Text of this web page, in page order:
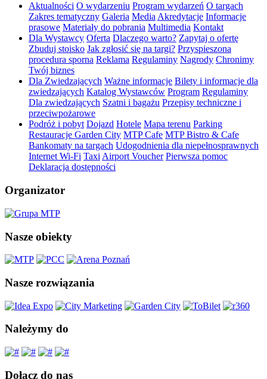
Aktualności O wydarzeniu Program wydarzeń O targach
Zakres tematyczny Galeria Media Akredytacje Informacje
prasowe Materiały do pobrania Multimedia Kontakt
Dla Wystawcy Oferta Dlaczego warto? Zapytaj o ofertę
Zbuduj stoisko Jak zgłosić się na targi? Przyspieszona
procedura sporna Reklama Regulaminy Nagrody Chronimy
Twój biznes
Dla Zwiedzających Ważne informacje Bilety i informacje dla
zwiedzających Katalog Wystawców Program Regulaminy
Dla zwiedzających Szatni i bagażu Przepisy techniczne i
przeciwpożarowe
Podróż i pobyt Dojazd Hotele Mapa terenu Parking
Restauracje Garden City MTP Cafe MTP Bistro & Cafe
Bankomaty na targach Udogodnienia dla niepełnosprawnych
Internet Wi-Fi Taxi Airport Voucher Pierwsza pomoc
Deklaracja dostępności
Organizator
Nasze obiekty
Nasze rozwiązania
Należymy do
Dołącz do nas